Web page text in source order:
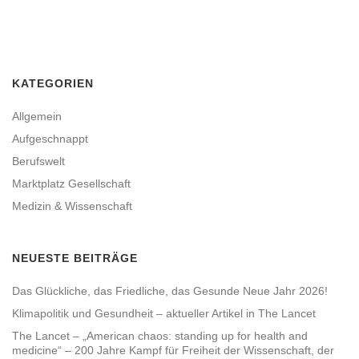
KATEGORIEN
Allgemein
Aufgeschnappt
Berufswelt
Marktplatz Gesellschaft
Medizin & Wissenschaft
NEUESTE BEITRÄGE
Das Glückliche, das Friedliche, das Gesunde Neue Jahr 2026!
Klimapolitik und Gesundheit – aktueller Artikel in The Lancet
The Lancet – „American chaos: standing up for health and
medicine“ – 200 Jahre Kampf für Freiheit der Wissenschaft, der